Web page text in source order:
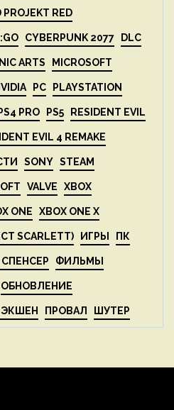
PROJEKT RED
CYBERPUNK 2077 DLC
ARTS MICROSOFT
PC PLAYSTATION
PS4 PRO PS5 RESIDENT EVIL
EVIL 4 REMAKE
SONY STEAM
VALVE XBOX
ONE XBOX ONE X
SCARLETT) ИГРЫ ПК
ФИЛЬМЫ
ОБНОВЛЕНИЕ
ПРОВАЛ ШУТЕР